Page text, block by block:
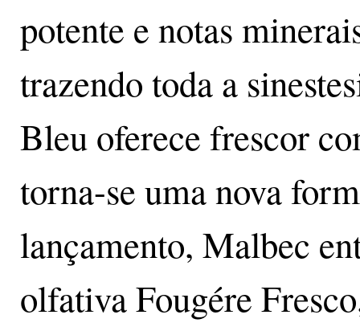
potente e notas
trazendo toda a
Bleu oferece frescor
torna-se uma nova
lançamento, Malbec
olfativa Fougére